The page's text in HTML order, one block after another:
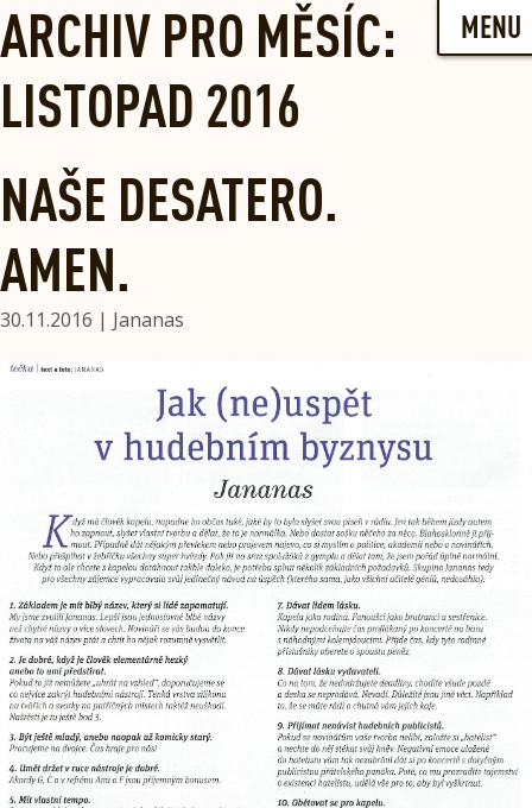
Skip
to
content
MENU
ARCHIV PRO MĚSÍC:
LISTOPAD 2016
NAŠE DESATERO.
AMEN.
30.11.2016 | Jananas